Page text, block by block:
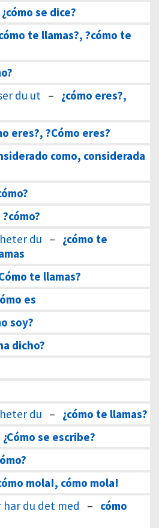
¿cómo se dice?
te llamas?, ?cómo te
du ut – ¿cómo eres?,
eres?, ?Cómo eres?
como, considerada
?cómo?
du – ¿cómo te
te llamas?
es
soy?
dicho?
du – ¿cómo te llamas?
¿Cómo se escribe?
mola!, cómo mola!
du det med
– cómo